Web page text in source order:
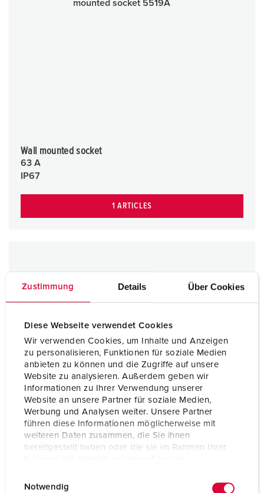
Zustimmung Details Über Cookies
Diese Webseite verwendet Cookies
Wir verwenden Cookies, um Inhalte und Anzeigen
zu personalisieren, Funktionen für soziale Medien
anbieten zu können und die Zugriffe auf unsere
Website zu analysieren. Außerdem geben wir
Informationen zu Ihrer Verwendung unserer
Website an unsere Partner für soziale Medien,
Werbung und Analysen weiter. Unsere Partner
führen diese Informationen möglicherweise mit
weiteren Daten zusammen, die Sie ihnen
bereitgestellt haben oder die sie im Rahmen Ihrer
Notwendig
Wall mounted socket
63 A
IP67
1 ARTICLES